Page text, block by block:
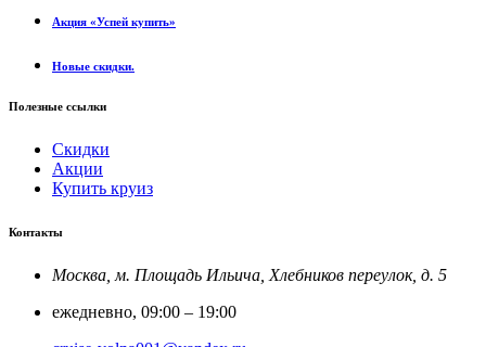
Акция «Успей купить»
Новые скидки.
Полезные ссылки
Скидки
Акции
Купить круиз
Контакты
Москва, м. Площадь Ильича, Хлебников переулок, д. 5
ежедневно, 09:00 – 19:00